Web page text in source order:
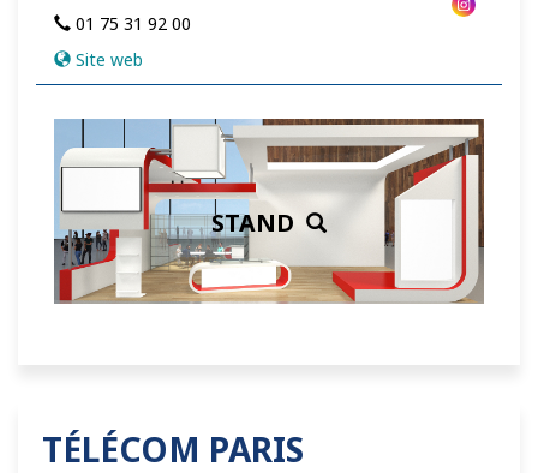
01 75 31 92 00
Site web
STAND
TÉLÉCOM PARIS